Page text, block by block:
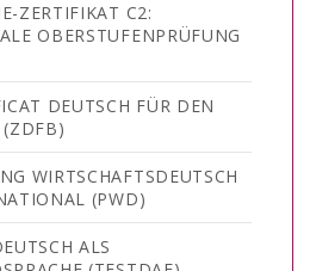
ZERTIFIKAT C2:
OBERSTUFENPRÜFUNG
DEUTSCH FÜR DEN
(ZDFB)
WIRTSCHAFTSDEUTSCH
(PWD)
ALS